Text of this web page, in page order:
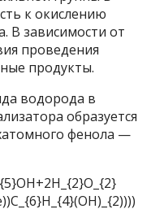
к окислению
В зависимости от
проведения
продукты.
водорода в
образуется
фенола —